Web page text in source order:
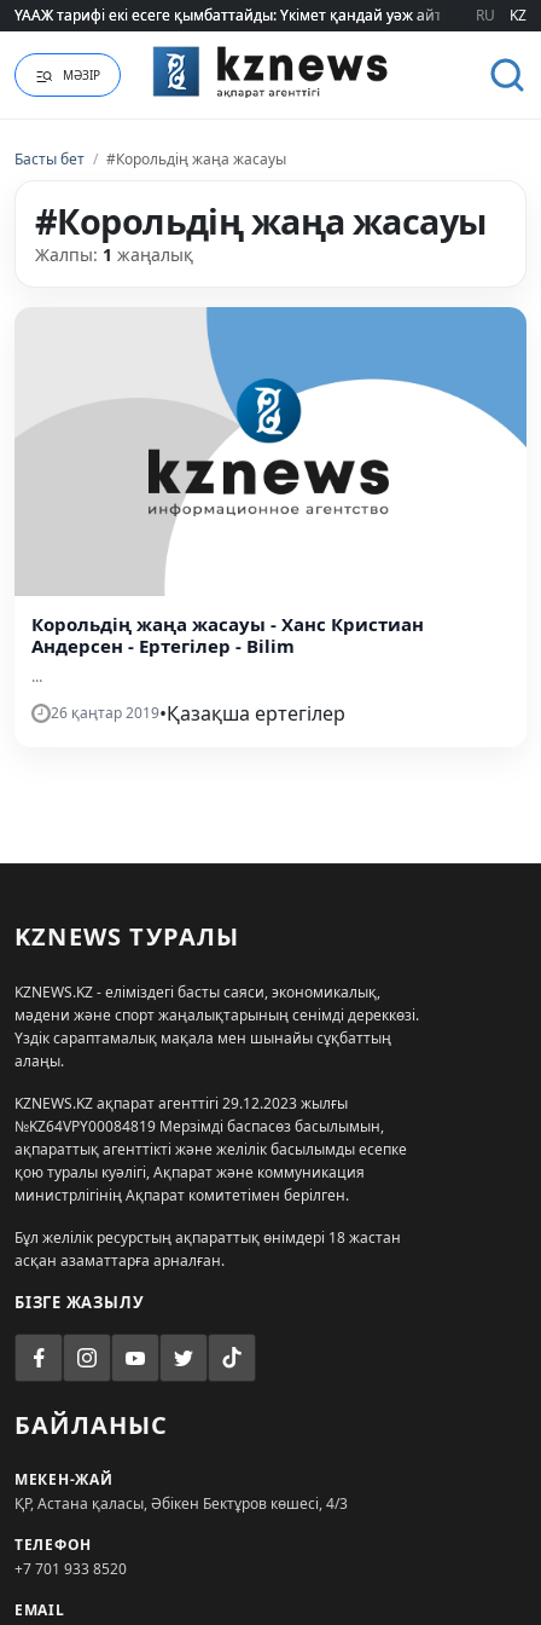
ҮААЖ тарифі екі есеге қымбаттайды: Үкімет қандай уәж айтады?
ҮААЖ тарифі екі есеге қымбаттайды: Үкімет қандай уәж айтады? RU KZ
МӘЗІР
Басты бет / #Корольдің жаңа жасауы
#Корольдің жаңа жасауы
Жалпы: 1 жаңалық
Корольдің жаңа жасауы - Ханс Кристиан
Андерсен - Ертегілер - Bilim
...
26 қаңтар 2019•Қазақша ертегілер
KZNEWS ТУРАЛЫ
KZNEWS.KZ - еліміздегі басты саяси, экономикалық,
мәдени және спорт жаңалықтарының сенімді дереккөзі.
Үздік сараптамалық мақала мен шынайы сұқбаттың
алаңы.
KZNEWS.KZ ақпарат агенттігі 29.12.2023 жылғы
№KZ64VPY00084819 Мерзімді баспасөз басылымын,
ақпараттық агенттікті және желілік басылымды есепке
қою туралы куәлігі, Ақпарат және коммуникация
министрлігінің Ақпарат комитетімен берілген.
Бұл желілік ресурстың ақпараттық өнімдері 18 жастан
асқан азаматтарға арналған.
БІЗГЕ ЖАЗЫЛУ
БАЙЛАНЫС
МЕКЕН-ЖАЙ
ҚР, Астана қаласы, Әбікен Бектұров көшесі, 4/3
ТЕЛЕФОН
+7 701 933 8520
EMAIL